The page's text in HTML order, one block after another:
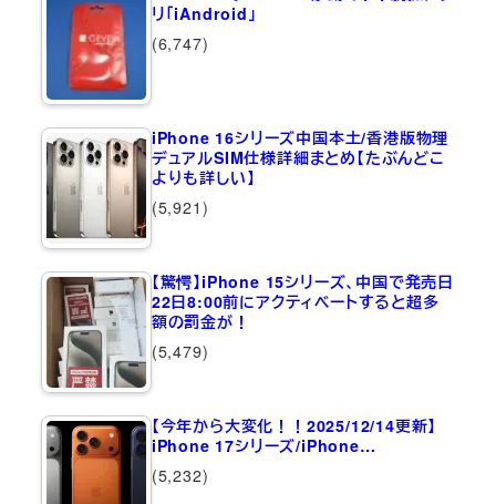
リ「iAndroid」
(6,747)
iPhone 16シリーズ中国本土/香港版物理
デュアルSIM仕様詳細まとめ【たぶんどこ
よりも詳しい】
(5,921)
【驚愕】iPhone 15シリーズ、中国で発売日
22日8:00前にアクティベートすると超多
額の罰金が！
(5,479)
【今年から大変化！！2025/12/14更新】
iPhone 17シリーズ/iPhone…
(5,232)